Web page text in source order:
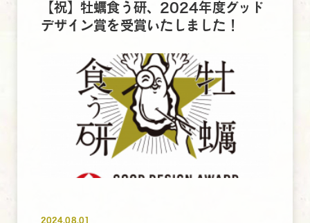
【祝】牡蠣食う研、2024年度グッド
デザイン賞を受賞いたしました！
2024.08.01